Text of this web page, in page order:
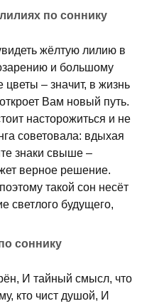
по соннику
жёлтую лилию в
и большому
– значит, в жизнь
Вам новый путь.
насторожиться и не
советовала: вдыхая
знаки свыше –
верное решение.
такой сон несёт
светлого будущего,
соннику
И тайный смысл, что
кто чист душой, И